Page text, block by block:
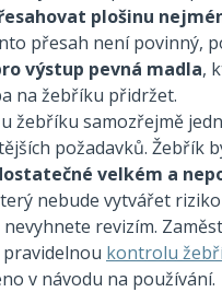
plošinu
přesah není povinný,
výstup pevná madla,
na žebříku přidržet.
žebříku samozřejmě
požadavků. Žebřík
velkém a
nebude vytvářet
nevyhnete revizím.
kontrolu
v návodu na používání.